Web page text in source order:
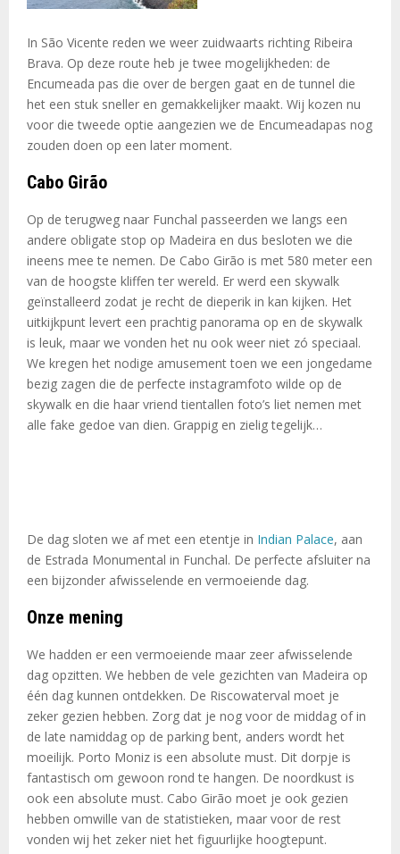
In São Vicente reden we weer zuidwaarts richting Ribeira
Brava. Op deze route heb je twee mogelijkheden: de
Encumeada pas die over de bergen gaat en de tunnel die
het een stuk sneller en gemakkelijker maakt. Wij kozen nu
voor die tweede optie aangezien we de Encumeadapas nog
zouden doen op een later moment.
Cabo Girão
Op de terugweg naar Funchal passeerden we langs een
andere obligate stop op Madeira en dus besloten we die
ineens mee te nemen. De Cabo Girão is met 580 meter een
van de hoogste kliffen ter wereld. Er werd een skywalk
geïnstalleerd zodat je recht de dieperik in kan kijken. Het
uitkijkpunt levert een prachtig panorama op en de skywalk
is leuk, maar we vonden het nu ook weer niet zó speciaal.
We kregen het nodige amusement toen we een jongedame
bezig zagen die de perfecte instagramfoto wilde op de
skywalk en die haar vriend tientallen foto’s liet nemen met
alle fake gedoe van dien. Grappig en zielig tegelijk…
De dag sloten we af met een etentje in Indian Palace, aan
de Estrada Monumental in Funchal. De perfecte afsluiter na
een bijzonder afwisselende en vermoeiende dag.
Onze mening
We hadden er een vermoeiende maar zeer afwisselende
dag opzitten. We hebben de vele gezichten van Madeira op
één dag kunnen ontdekken. De Riscowaterval moet je
zeker gezien hebben. Zorg dat je nog voor de middag of in
de late namiddag op de parking bent, anders wordt het
moeilijk. Porto Moniz is een absolute must. Dit dorpje is
fantastisch om gewoon rond te hangen. De noordkust is
ook een absolute must. Cabo Girão moet je ook gezien
hebben omwille van de statistieken, maar voor de rest
vonden wij het zeker niet het figuurlijke hoogtepunt.